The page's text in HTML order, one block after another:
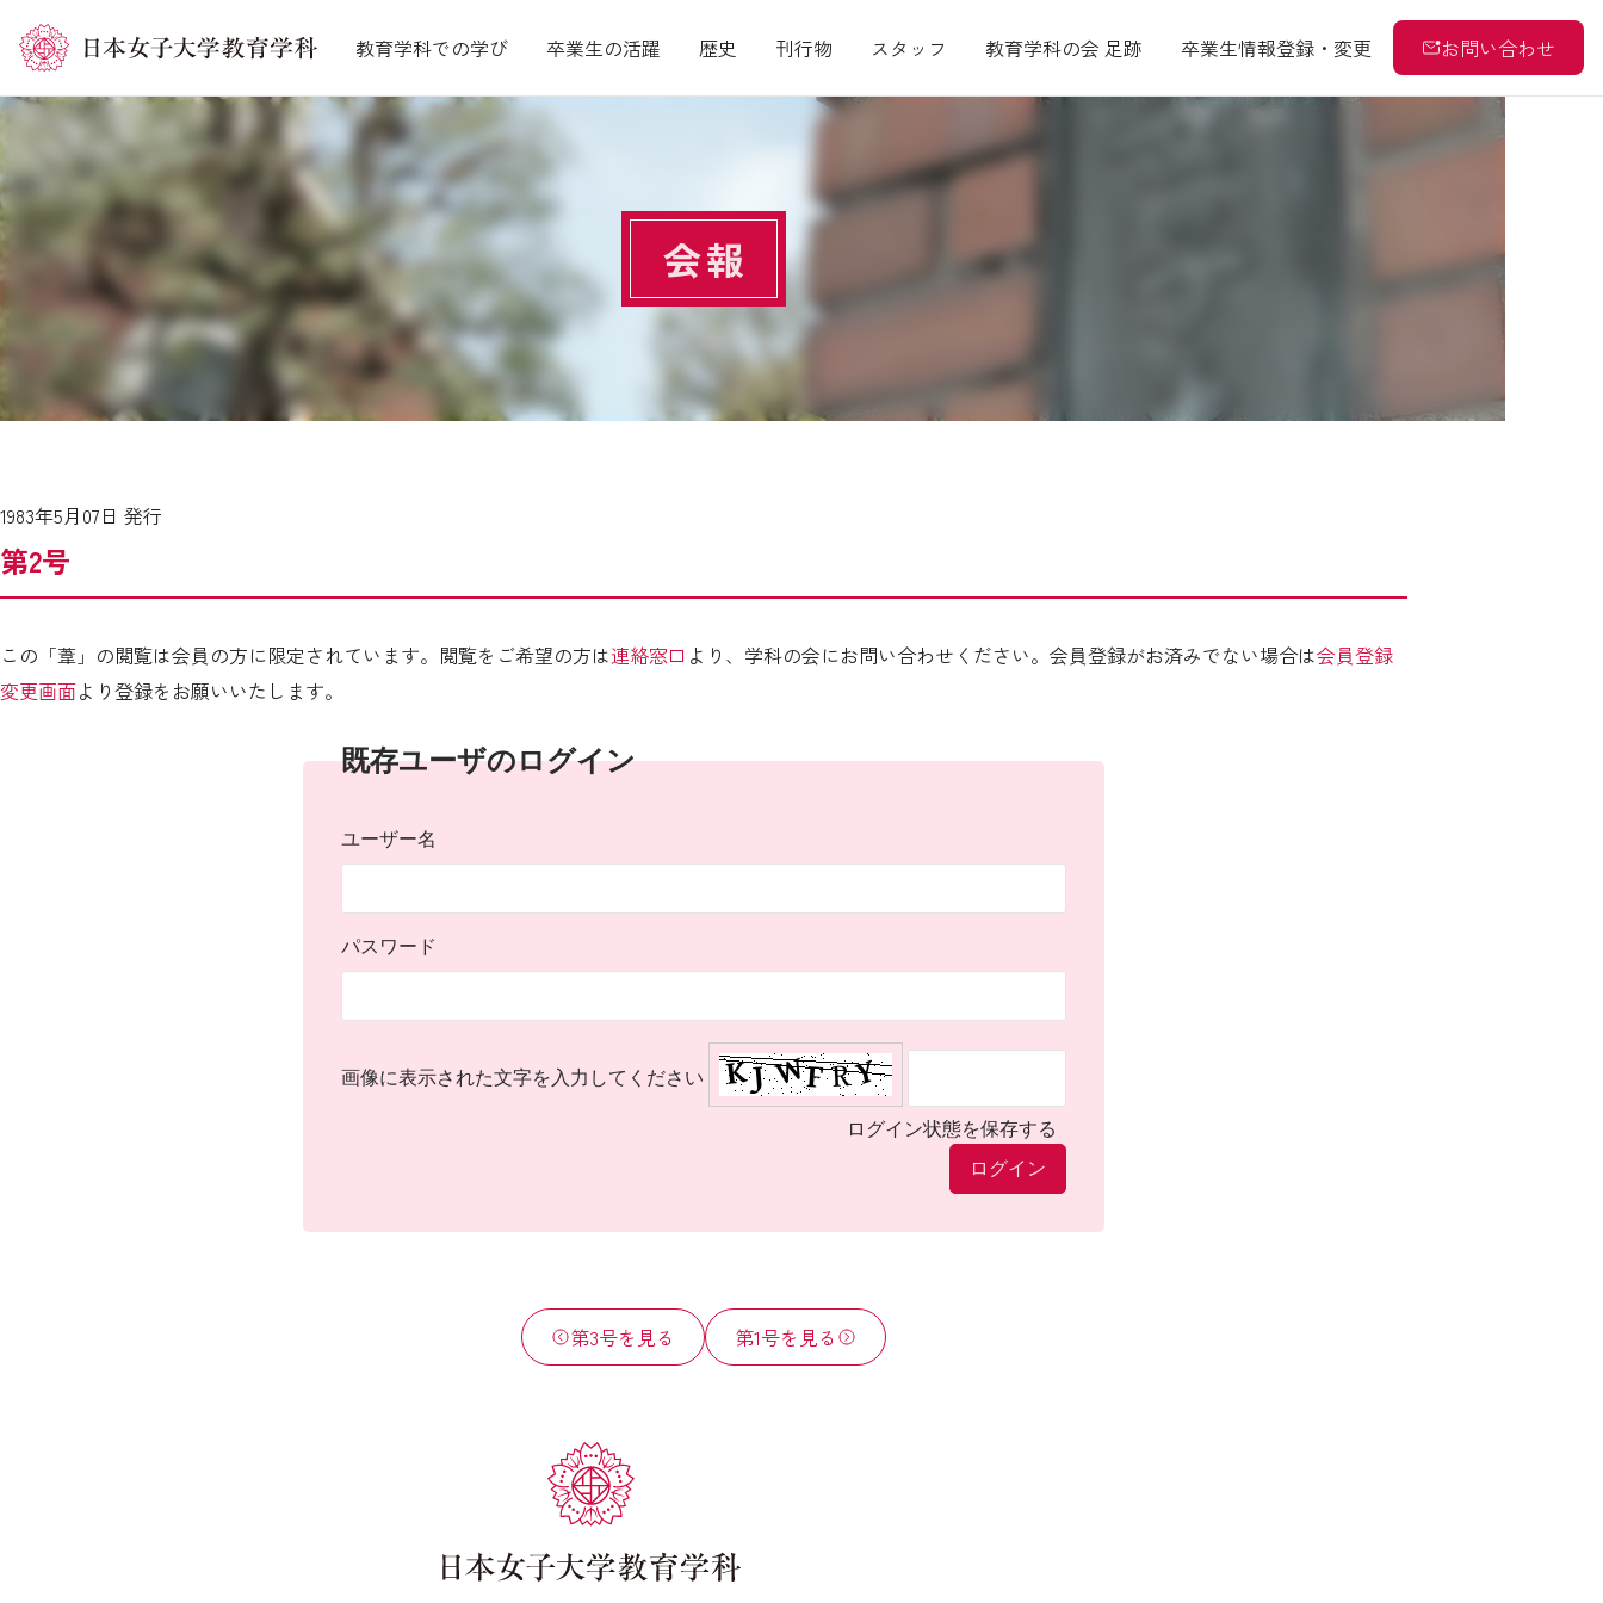
テ
へ
キ
ッ
プ
教育学科での学び 卒業生の活躍 歴史 刊行物 スタッフ 教育学科の会 足跡 卒業生情報登録・変更 お問い合わせ
会報
1983年5月07日 発行
第2号
この「葦」の閲覧は会員の方に限定されています。閲覧をご希望の方は連絡窓口 より、学科の会にお問い合わせください。会員登録がお済みでない場合は会員登録
変更画面より登録をお願いいたします。
既存ユーザのログイン
ユーザー名
パスワード
画像に表示された文字を入力してください
ログイン状態を保存する
第3号を見る 第1号を見る